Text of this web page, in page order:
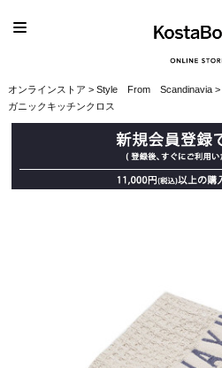
オンラインストア > Style From Scandinavia>
ガニックキッチンクロス